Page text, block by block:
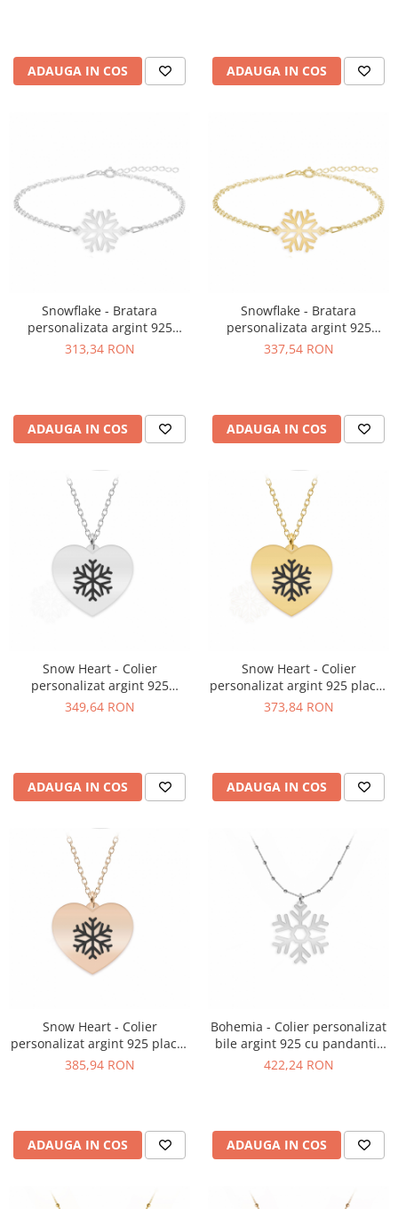
ADAUGA IN COS ADAUGA IN COS
Snowflake - Bratara
personalizata argint 925
15+4cm cu pandantiv Fulg
313,34 RON
ADAUGA IN COS
Snowflake - Bratara
personalizata argint 925
placat cu aur galben 24K
337,54 RON
ADAUGA IN COS
Snow Heart - Colier
personalizat argint 925
pandantiv inima cu fulg
349,64 RON
ADAUGA IN COS
Snow Heart - Colier
personalizat argint 925 placat
cu aur galben 24K pandantiv
373,84 RON
ADAUGA IN COS
Snow Heart - Colier
personalizat argint 925 placat
cu aur roz pandantiv inima cu
385,94 RON
ADAUGA IN COS
Bohemia - Colier personalizat
bile argint 925 cu pandantiv
Fulg
422,24 RON
ADAUGA IN COS